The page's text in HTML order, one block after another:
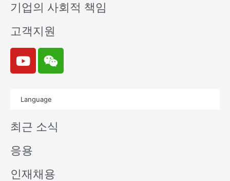
기업의 사회적 책임
고객지원
Y
o
u
e
W
e
i
n
Language
최근 소식
응용
인재채용